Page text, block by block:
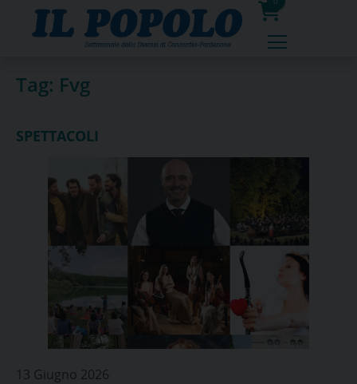
0
prodotti
Tag: Fvg
SPETTACOLI
13 Giugno 2026